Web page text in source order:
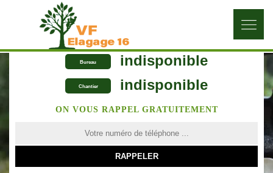
Bureau indisponible
Chantier indisponible
ON VOUS RAPPEL GRATUITEMENT